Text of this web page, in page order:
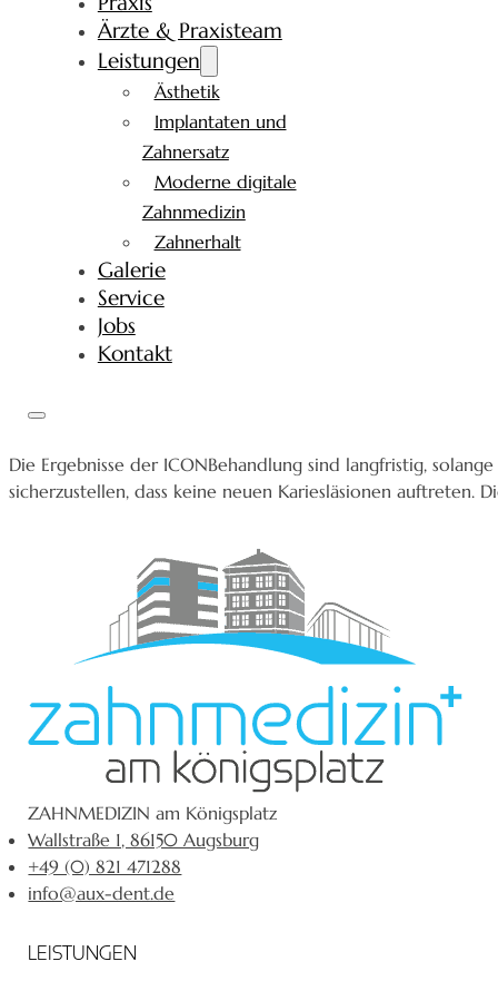
Ärzte & Praxisteam
Leistungen
Ästhetik
Implantaten und
Zahnersatz
Moderne digitale
Zahnmedizin
Zahnerhalt
Galerie
Service
Jobs
Kontakt
Die Ergebnisse der ICONBehandlung sind langfristig,
sicherzustellen, dass keine neuen Kariesläsionen
ZAHNMEDIZIN am Königsplatz
Wallstraße 1, 86150 Augsburg
+49 (0) 821 471288
info@aux-dent.de
LEISTUNGEN